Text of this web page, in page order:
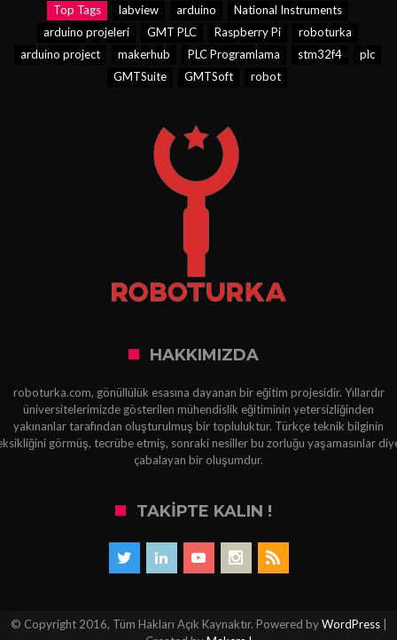
Top Tags labview arduino
National Instruments
arduino projeleri
GMT PLC Raspberry Pi
roboturka
arduino project
makerhub PLC Programlama stm32f4
plc
GMTSuite
GMTSoft robot
HAKKIMIZDA
roboturka.com, gönüllülük esasına dayanan bir eğitim projesidir. Yıllardır
üniversitelerimizde gösterilen mühendislik eğitiminin yetersizliğinden
yakınanlar tarafından oluşturulmuş bir topluluktur. Türkçe teknik bilginin
görmüş, tecrübe etmiş, sonraki nesiller bu zorluğu yaşamasınlar
çabalayan bir oluşumdur.
TAKIPTE KALIN !
© Copyright 2016, Tüm Hakları Açık Kaynaktır. Powered byWordPress|